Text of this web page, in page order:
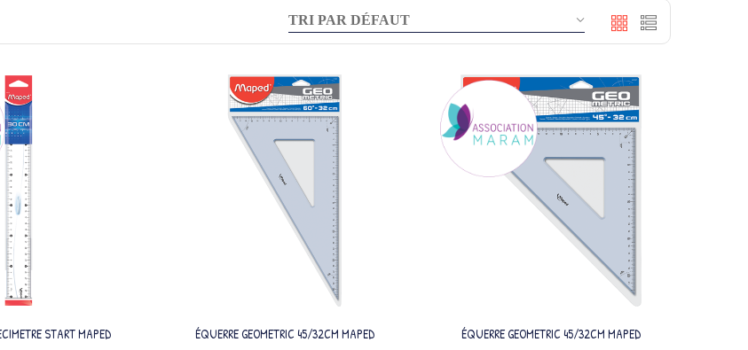
START MAPED ÉQUERRE GEOMETRIC 45/32CM MAPED ÉQUERRE GEOMETRIC 45/32CM MAPED